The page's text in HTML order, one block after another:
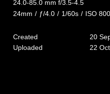
Galeries Privées
séance du 25.04.26
24.0-85.0 mm f/3.5-4.5
24mm / ƒ/4.0 / 1/60s / ISO 800
Created
20
Uploaded
22